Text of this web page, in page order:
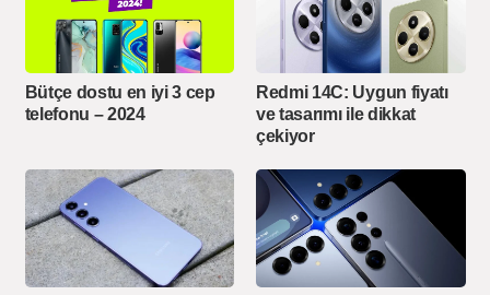
Bütçe dostu en iyi 3 cep
telefonu – 2024
Redmi 14C: Uygun fiyatı
ve tasarımı ile dikkat
çekiyor